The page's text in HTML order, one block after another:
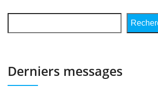
Derniers messages